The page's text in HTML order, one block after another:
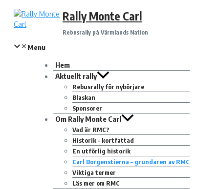
Hoppa
innehåll
Rally Monte Carl
Rebusrally på Värmlands Nation
Menu
Hem
Aktuellt rally
Rebusrally för nybörjare
Blaskan
Sponsorer
Om Rally Monte Carl
Vad är RMC?
Historik – kortfattad
En utförlig historik
Carl Borgenstierna – grundaren av RMC
Viktiga termer
Läs mer om RMC